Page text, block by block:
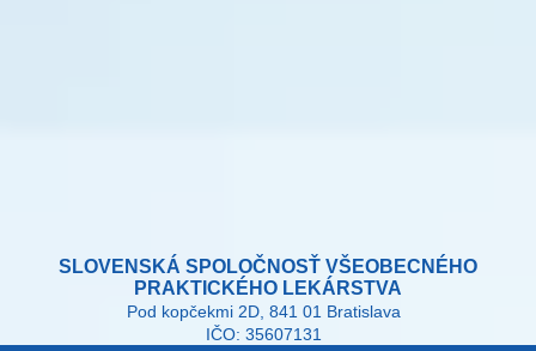
SLOVENSKÁ SPOLOČNOSŤ VŠEOBECNÉHO
PRAKTICKÉHO LEKÁRSTVA
Pod kopčekmi 2D, 841 01 Bratislava
IČO: 35607131